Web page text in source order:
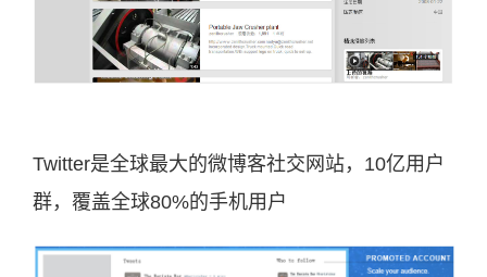
Twitter是全球最大的微博客社交网站，10亿用户
群，覆盖全球80%的手机用户